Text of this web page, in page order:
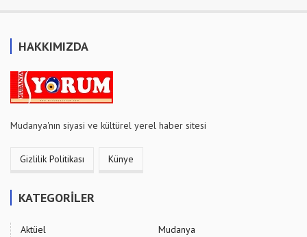
HAKKIMIZDA
Mudanya'nın siyasi ve kültürel yerel haber sitesi
Gizlilik Politikası Künye
KATEGORİLER
Aktüel
Mudanya